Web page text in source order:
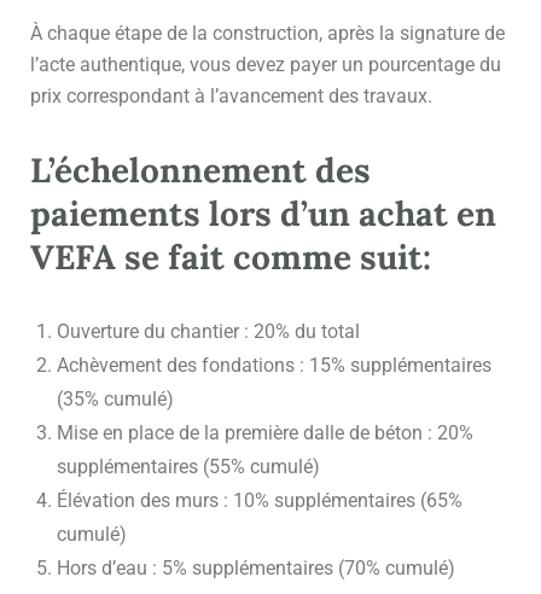
À chaque étape de la construction, après la signature de
l’acte authentique, vous devez payer un pourcentage du
prix correspondant à l’avancement des travaux.
L’échelonnement des
paiements lors d’un achat en
VEFA se fait comme suit:
Ouverture du chantier : 20% du total
Achèvement des fondations : 15% supplémentaires
(35% cumulé)
Mise en place de la première dalle de béton : 20%
supplémentaires (55% cumulé)
Élévation des murs : 10% supplémentaires (65%
cumulé)
Hors d’eau : 5% supplémentaires (70% cumulé)